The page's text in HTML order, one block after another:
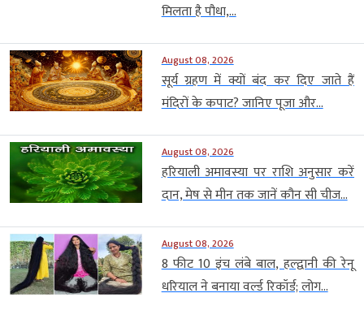
मिलता है पौधा,...
August 08, 2026
सूर्य ग्रहण में क्यों बंद कर दिए जाते हैं
मंदिरों के कपाट? जानिए पूजा और...
August 08, 2026
हरियाली अमावस्या पर राशि अनुसार करें
दान, मेष से मीन तक जानें कौन सी चीज...
August 08, 2026
8 फीट 10 इंच लंबे बाल, हल्द्वानी की रेनू
धरियाल ने बनाया वर्ल्ड रिकॉर्ड; लोग...